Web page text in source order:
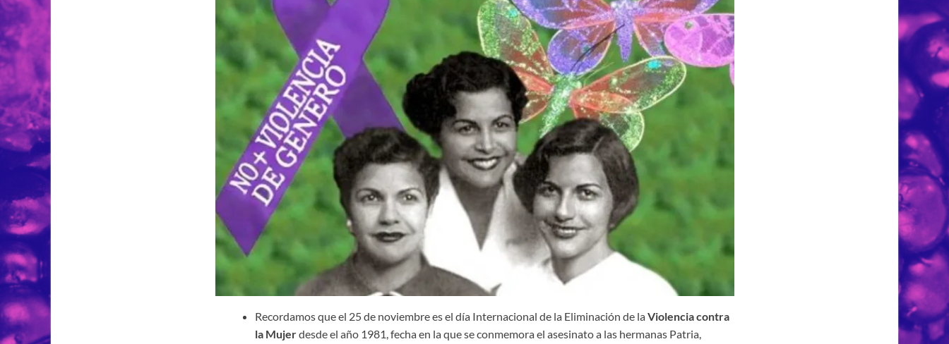
Recordamos que el 25 de noviembre es el día Internacional de la Eliminación de laViolencia contra
la Mujerdesde el año 1981, fecha en la que se conmemora el asesinato a las hermanas Patria,